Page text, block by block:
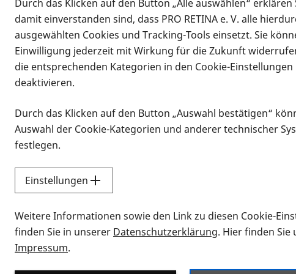
Infomaterial
Infomaterial
Vorlesen
Alle Infomaterialien in
Sie möchten wissen, wie Sie nach
Durch das Klicken auf den Button „Alle auswählen“ erklären
damit einverstanden sind, dass PRO RETINA e. V. alle
ausgewählten Cookies und Tracking-Tools einsetzt. Sie
Einwilligung jederzeit mit Wirkung für die Zukunft
die entsprechenden Kategorien in den Cookie-Einstellungen
deaktivieren.
Durch das Klicken auf den Button „Auswahl bestätigen“
Auswahl der Cookie-Kategorien und anderer technischer
festlegen.
Einstellungen
Weitere Informationen sowie den Link zu diesen Cookie-
finden Sie in unserer Datenschutzerklärung. Hier finden Sie
Impressum.